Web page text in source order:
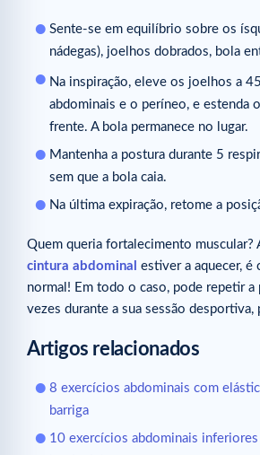
Sente-se em equilíbrio sobre os
nádegas), joelhos dobrados, bola
Na inspiração, eleve os joelhos a 45
abdominais e o períneo, e estenda
frente. A bola permanece no lugar.
Mantenha a postura durante 5
sem que a bola caia.
Na última expiração, retome a
Quem queria fortalecimento muscular?
cintura abdominal estiver a aquecer, é
normal! Em todo o caso, pode repetir a
vezes durante a sua sessão desportiva,
Artigos relacionados
8 exercícios abdominais com
barriga
10 exercícios abdominais inferiores